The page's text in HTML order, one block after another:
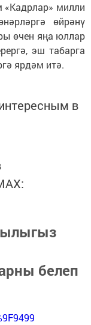
милли
өйрәнү
өчен яңа юллар
эш табарга
ярдәм итә.
в
белеп